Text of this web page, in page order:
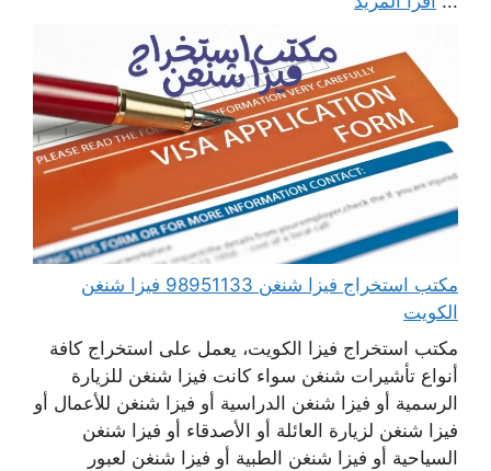
مكتب استخراج فيزا شنغن 98951133 فيزا شنغن
الكويت
مكتب استخراج فيزا الكويت، يعمل على استخراج كافة
أنواع تأشيرات شنغن سواء كانت فيزا شنغن للزيارة
الرسمية أو فيزا شنغن الدراسية أو فيزا شنغن للأعمال أو
فيزا شنغن لزيارة العائلة أو الأصدقاء أو فيزا شنغن
السياحية أو فيزا شنغن الطبية أو فيزا شنغن لعبور